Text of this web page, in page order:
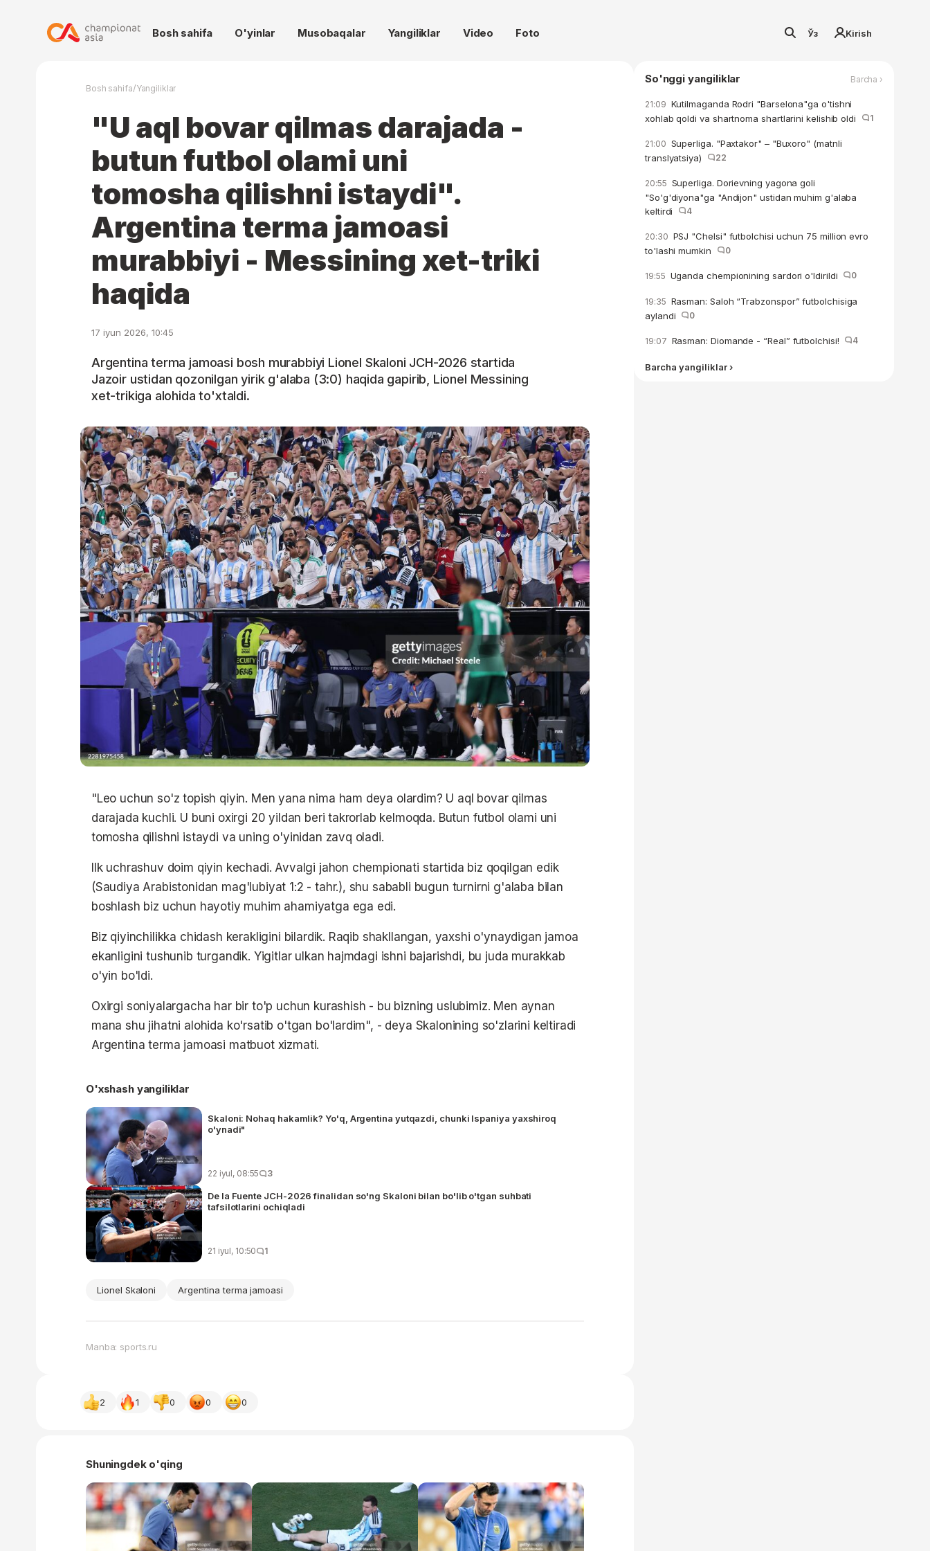
Bosh sahifa O'yinlar Musobaqalar Yangiliklar Video Foto Ўз Kirish
Bosh sahifa/Yangiliklar
"U aql bovar qilmas darajada -
butun futbol olami uni
tomosha qilishni istaydi".
Argentina terma jamoasi
murabbiyi - Messining xet-triki
haqida
17 iyun 2026, 10:45
Argentina terma jamoasi bosh murabbiyi Lionel Skaloni JCH-2026 startida
Jazoir ustidan qozonilgan yirik g'alaba (3:0) haqida gapirib, Lionel Messining
xet-trikiga alohida to'xtaldi.
"Leo uchun so'z topish qiyin. Men yana nima ham deya olardim? U aql bovar qilmas
darajada kuchli. U buni oxirgi 20 yildan beri takrorlab kelmoqda. Butun futbol olami uni
tomosha qilishni istaydi va uning o'yinidan zavq oladi.
Ilk uchrashuv doim qiyin kechadi. Avvalgi jahon chempionati startida biz qoqilgan edik
(Saudiya Arabistonidan mag'lubiyat 1:2 - tahr.), shu sababli bugun turnirni g'alaba bilan
boshlash biz uchun hayotiy muhim ahamiyatga ega edi.
Biz qiyinchilikka chidash kerakligini bilardik. Raqib shakllangan, yaxshi o'ynaydigan jamoa
ekanligini tushunib turgandik. Yigitlar ulkan hajmdagi ishni bajarishdi, bu juda murakkab
o'yin bo'ldi.
Oxirgi soniyalargacha har bir to'p uchun kurashish - bu bizning uslubimiz. Men aynan
mana shu jihatni alohida ko'rsatib o'tgan bo'lardim", - deya Skalonining so'zlarini keltiradi
Argentina terma jamoasi matbuot xizmati.
O'xshash yangiliklar
Skaloni: Nohaq hakamlik? Yo'q, Argentina yutqazdi, chunki Ispaniya yaxshiroq
o'ynadi"
22 iyul, 08:55 3
De la Fuente JCH-2026 finalidan so'ng Skaloni bilan bo'lib o'tgan suhbati
tafsilotlarini ochiqladi
21 iyul, 10:50 1
Lionel Skaloni Argentina terma jamoasi
Manba: sports.ru
2 1 0 0 0
Shuningdek o'qing
So'nggi yangiliklar Barcha ›
21:09 Kutilmaganda Rodri "Barselona"ga o'tishni
xohlab qoldi va shartnoma shartlarini kelishib oldi
1
21:00 Superliga. "Paxtakor" – "Buxoro" (matnli
translyatsiya)
22
20:55 Superliga. Dorievning yagona goli
"So'g'diyona"ga "Andijon" ustidan muhim g'alaba
keltirdi
4
20:30 PSJ "Chelsi" futbolchisi uchun 75 million evro
to'lashi mumkin
0
19:55 Uganda chempionining sardori o'ldirildi 0
19:35 Rasman: Saloh “Trabzonspor” futbolchisiga
aylandi
0
19:07 Rasman: Diomande - “Real” futbolchisi! 4
Barcha yangiliklar ›